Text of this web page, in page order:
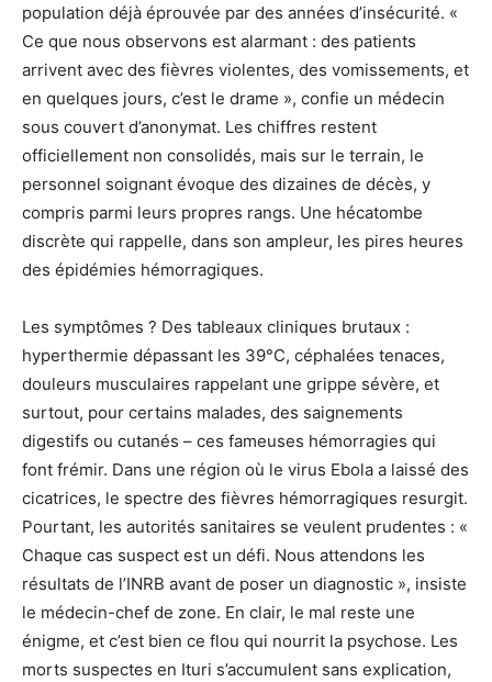
population déjà éprouvée par des années d’insécurité. «
Ce que nous observons est alarmant : des patients
arrivent avec des fièvres violentes, des vomissements, et
en quelques jours, c’est le drame », confie un médecin
sous couvert d’anonymat. Les chiffres restent
officiellement non consolidés, mais sur le terrain, le
personnel soignant évoque des dizaines de décès, y
compris parmi leurs propres rangs. Une hécatombe
discrète qui rappelle, dans son ampleur, les pires heures
des épidémies hémorragiques.
Les symptômes ? Des tableaux cliniques brutaux :
hyperthermie dépassant les 39°C, céphalées tenaces,
douleurs musculaires rappelant une grippe sévère, et
surtout, pour certains malades, des saignements
digestifs ou cutanés – ces fameuses hémorragies qui
font frémir. Dans une région où le virus Ebola a laissé des
cicatrices, le spectre des fièvres hémorragiques resurgit.
Pourtant, les autorités sanitaires se veulent prudentes : «
Chaque cas suspect est un défi. Nous attendons les
résultats de l’INRB avant de poser un diagnostic », insiste
le médecin-chef de zone. En clair, le mal reste une
énigme, et c’est bien ce flou qui nourrit la psychose. Les
morts suspectes en Ituri s’accumulent sans explication,